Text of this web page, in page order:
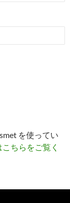
を使ってい
ちらをご覧く